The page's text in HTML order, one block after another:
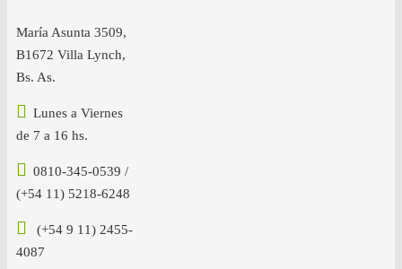
María Asunta 3509,
B1672 Villa Lynch,
Bs. As.
Lunes a Viernes
de 7 a 16 hs.
0810-345-0539 /
(+54 11) 5218-6248
(+54 9 11) 2455-
4087